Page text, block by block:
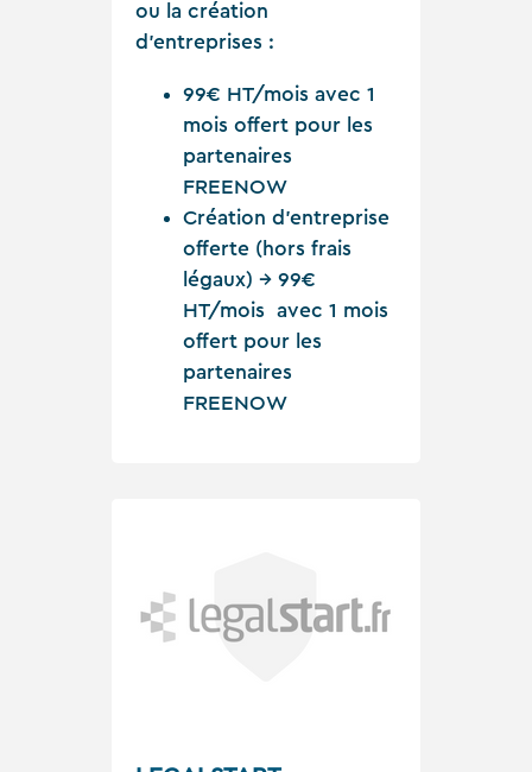
ou la création
d’entreprises :
99€ HT/mois avec 1
mois offert pour les
partenaires
FREENOW
Création d’entreprise
offerte (hors frais
légaux) → 99€
HT/mois avec 1 mois
offert pour les
partenaires
FREENOW